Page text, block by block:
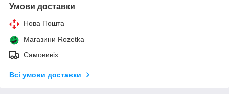
Умови доставки
Нова Пошта
Магазини Rozetka
Самовивіз
Всі умови доставки